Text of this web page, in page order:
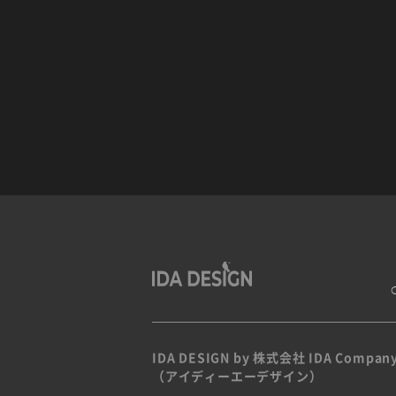
IDA DESIGN by 株式会社 IDA
（アイディーエーデザイン）